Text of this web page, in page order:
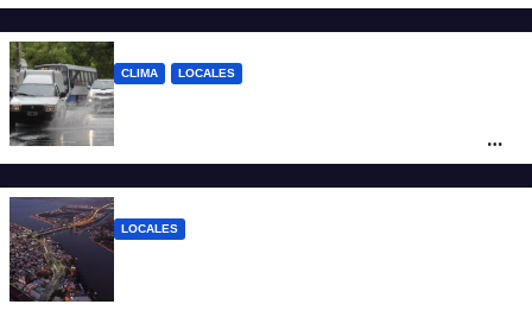
ético y ratificó que la Provincia apelará
CLIMA LOCALES
vientos en Santa Fe: anuncian ráfagas de
hasta 90 km/h, granizo y un brusco
LOCALES